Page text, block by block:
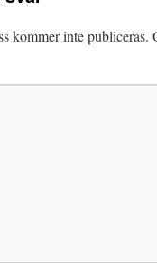
kommer inte publiceras.